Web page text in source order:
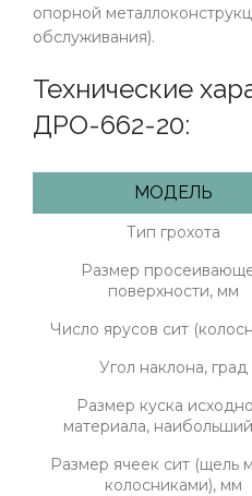
опорной
обслуживания).
Технические
ДРО-662-20:
МОДЕЛЬ
Тип грохота
Размер
поверхности, мм
Число ярусов сит
Угол наклона, град
Размер куска
материала,
Размер ячеек сит (щель
колосниками), мм